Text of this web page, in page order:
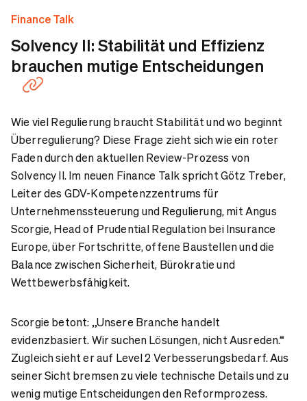
Finance Talk
Solvency II: Stabilität und Effizienz
brauchen mutige Entscheidungen
Wie viel Regulierung braucht Stabilität und wo beginnt
Überregulierung? Diese Frage zieht sich wie ein roter
Faden durch den aktuellen Review-Prozess von
Solvency II. Im neuen Finance Talk spricht Götz Treber,
Leiter des GDV-Kompetenzzentrums für
Unternehmenssteuerung und Regulierung, mit Angus
Scorgie, Head of Prudential Regulation bei Insurance
Europe, über Fortschritte, offene Baustellen und die
Balance zwischen Sicherheit, Bürokratie und
Wettbewerbsfähigkeit.
Scorgie betont: „Unsere Branche handelt
evidenzbasiert. Wir suchen Lösungen, nicht Ausreden.“
Zugleich sieht er auf Level 2 Verbesserungsbedarf. Aus
seiner Sicht bremsen zu viele technische Details und zu
wenig mutige Entscheidungen den Reformprozess.